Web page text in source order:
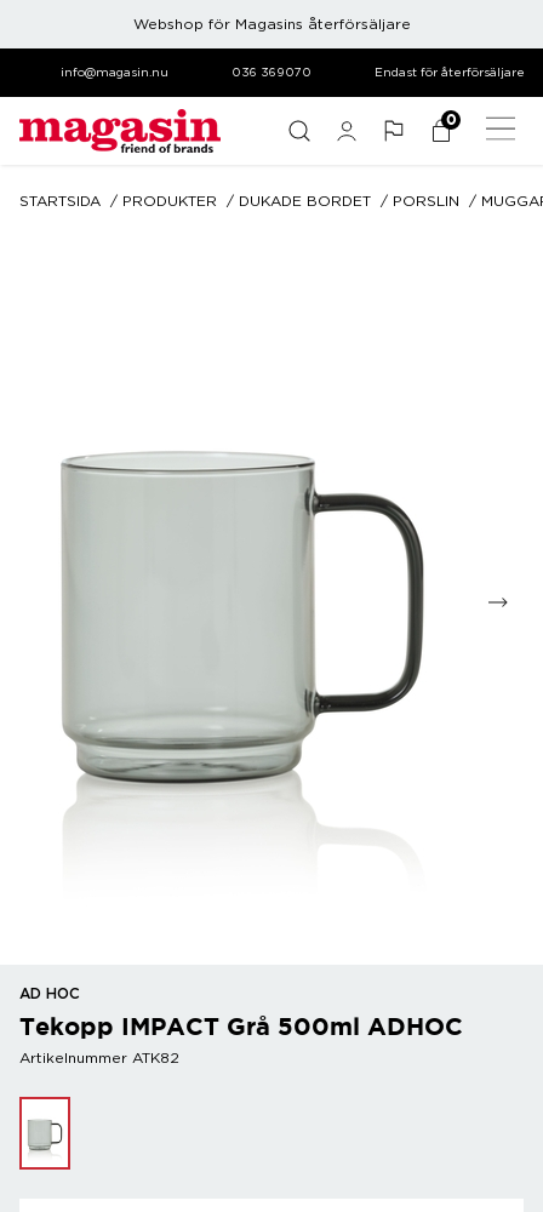
Webshop för Magasins återförsäljare
info@magasin.nu 036 369070 Endast för återförsäljare
0
STARTSIDA PRODUKTER DUKADE BORDET PORSLIN
AD HOC
Tekopp IMPACT Grå 500ml ADHOC
Artikelnummer ATK82